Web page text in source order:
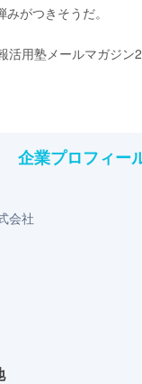
がつきそうだ。
活用塾メールマガジ
企業プロフィー
会社